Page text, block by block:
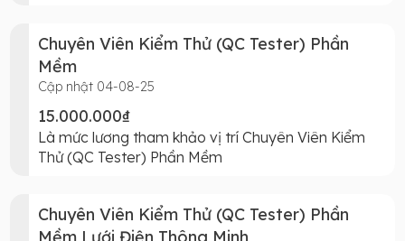
Chuyên Viên Kiểm Thử (QC Tester) Phần
Mềm
Cập nhật 04-08-25
15.000.000₫
Là mức lương tham khảo vị trí Chuyên Viên Kiểm
Thử (QC Tester) Phần Mềm
Chuyên Viên Kiểm Thử (QC Tester) Phần